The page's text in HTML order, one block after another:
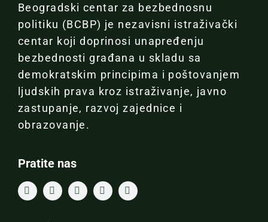
Beogradski centar za bezbednosnu
politiku (BCBP) je nezavisni istraživački
centar koji doprinosi unapređenju
bezbednosti građana u skladu sa
demokratskim principima i poštovanjem
ljudskih prava kroz istraživanje, javno
zastupanje, razvoj zajednice i
obrazovanje.
Pratite nas